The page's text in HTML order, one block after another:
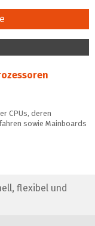
CPUs, deren
sowie Mainboards
flexibel und